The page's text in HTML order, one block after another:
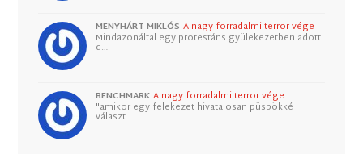
MENYHÁRT MIKLÓS A nagy forradalmi terror vége
Mindazonáltal egy protestáns gyülekezetben adott
d…
BENCHMARK A nagy forradalmi terror vége
"amikor egy felekezet hivatalosan püspökké
választ…